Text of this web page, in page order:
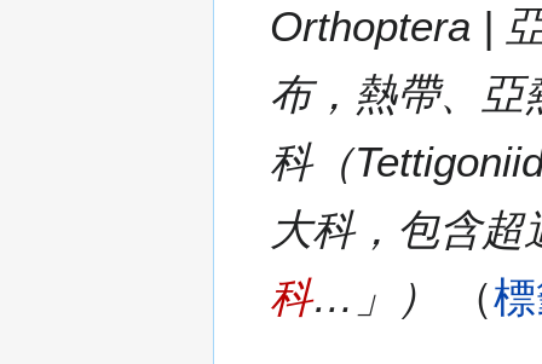
Orthoptera |
布，熱帶、亞
科（
大科，包含
科…」）